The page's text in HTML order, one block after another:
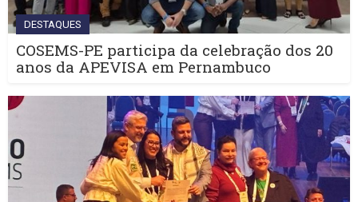
DESTAQUES
COSEMS-PE participa da celebração dos 20
anos da APEVISA em Pernambuco